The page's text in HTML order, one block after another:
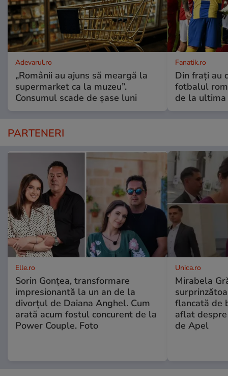
Adevarul.ro
„Românii au ajuns să meargă la
supermarket ca la muzeu”.
Consumul scade de șase luni
Fanatik.ro
Din frați au
fotbalul
de la ultima
PARTENERI
Elle.ro
Sorin Gonțea, transformare
impresionantă la un an de la
divorțul de Daiana Anghel. Cum
arată acum fostul concurent de la
Power Couple. Foto
Unica.ro
Mirabela
flancată de
aflat
de Apel